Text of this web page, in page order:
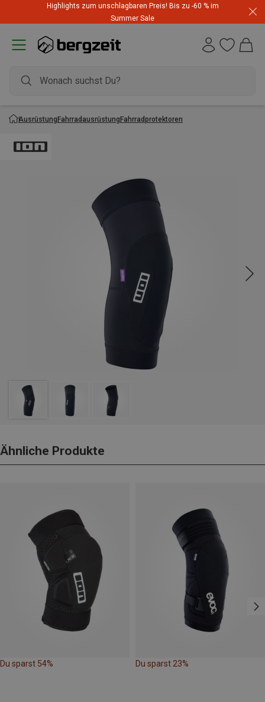
Highlights zum unschlagbaren Preis! Bis zu -60 % im
Summer Sale
AusrüstungFahrradausrüstungFahrradprotektoren
Ähnliche Produkte
Du sparst 54% Du sparst 23%